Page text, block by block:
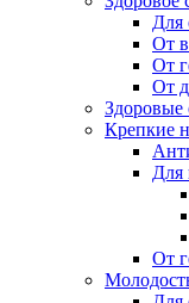
Для
От
От
От
Здоровые
Крепкие
Для
От